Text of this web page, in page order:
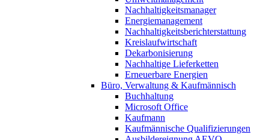
Nachhaltigkeitsmanager
Energiemanagement
Nachhaltigkeitsberichterstattung
Kreislaufwirtschaft
Dekarbonisierung
Nachhaltige Lieferketten
Erneuerbare Energien
Büro, Verwaltung & Kaufmännisch
Buchhaltung
Microsoft Office
Kaufmann
Kaufmännische Qualifizierungen